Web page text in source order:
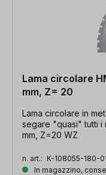
Lama circolare
mm, Z= 20
Lama circolare in
segare "quasi" tutti i
mm, Z=20 WZ
n. art.: K-108055-180-
In magazzino,